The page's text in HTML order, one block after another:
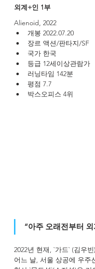
외계+인 1부
Alienoid, 2022
개봉 2022.07.20
장르 액션/판타지/SF
국가 한국
등급 12세이상관람가
러닝타임 142분
평점 7.7
박스오피스 4위
“아주 오래전부터
2022년 현재, `가드` (김우
어느 날, 서울 상공에 우주